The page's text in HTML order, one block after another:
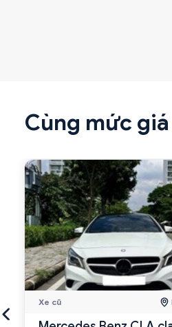
Cùng mức
Xe cũ